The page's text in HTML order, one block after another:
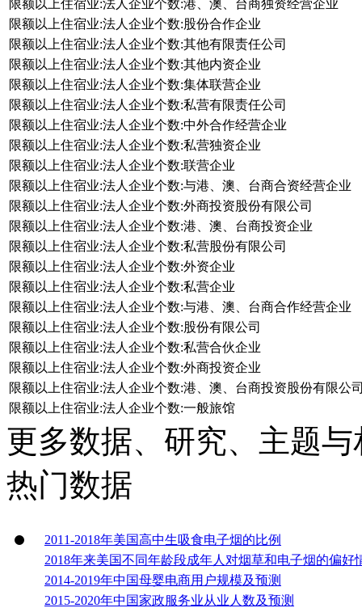
限额以上住宿业:法人企业个数:港、澳、台商独资经营企业
限额以上住宿业:法人企业个数:股份合作企业
限额以上住宿业:法人企业个数:其他有限责任公司
限额以上住宿业:法人企业个数:其他内资企业
限额以上住宿业:法人企业个数:集体联营企业
限额以上住宿业:法人企业个数:私营有限责任公司
限额以上住宿业:法人企业个数:中外合作经营企业
限额以上住宿业:法人企业个数:私营独资企业
限额以上住宿业:法人企业个数:联营企业
限额以上住宿业:法人企业个数:与港、澳、台商合资经营企业
限额以上住宿业:法人企业个数:外商投资股份有限公司
限额以上住宿业:法人企业个数:港、澳、台商投资企业
限额以上住宿业:法人企业个数:私营股份有限公司
限额以上住宿业:法人企业个数:外资企业
限额以上住宿业:法人企业个数:私营企业
限额以上住宿业:法人企业个数:与港、澳、台商合作经营企业
限额以上住宿业:法人企业个数:股份有限公司
限额以上住宿业:法人企业个数:私营合伙企业
限额以上住宿业:法人企业个数:外商投资企业
限额以上住宿业:法人企业个数:港、澳、台商投资股份有限公
限额以上住宿业:法人企业个数:一般旅馆
更多数据、研究、主题
热门数据
2011-2018年美国高中生吸食电子烟的比例
2018年来美国不同年龄段成年人对烟草和电子烟的偏好
2014-2019年中国母婴电商用户规模及预测
2015-2020年中国家政服务业从业人数及预测